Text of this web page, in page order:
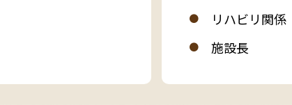
リハビリ関係
施設長